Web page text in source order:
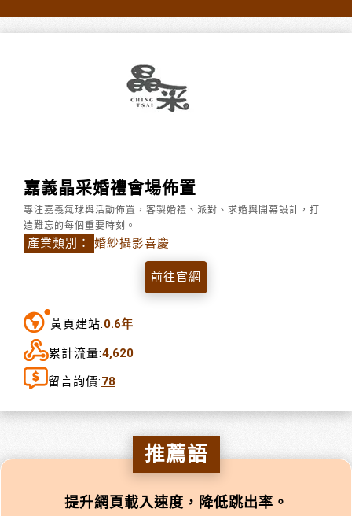
嘉義晶采婚禮會場佈置
專注嘉義氣球與活動佈置，客製婚禮、派對、求婚與開幕設計，打
造難忘的每個重要時刻。
產業類別： 婚紗攝影喜慶
前往官網
黃頁建站:0.6年
累計流量:4,620
留言詢價:78
推薦語
提升網頁載入速度，降低跳出率。